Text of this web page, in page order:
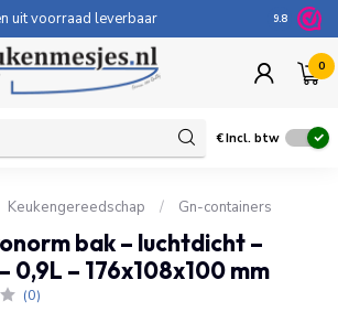
uit voorraad leverbaar 100
9.8
0
€Incl. btw
Keukengereedschap / Gn-containers
bak – luchtdicht –
– 176x108x100 mm
(0)